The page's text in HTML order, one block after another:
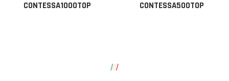
CONTESSA1000TOP
CONTESSA500TOP